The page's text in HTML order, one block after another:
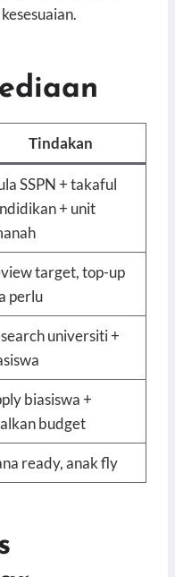
Tindakan
SSPN + takaful
+ unit
target, top-up
perlu
universiti +
biasiswa +
budget
ready, anak fly